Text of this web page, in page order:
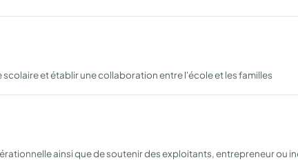
et établir une collaboration entre l'école et les familles
ainsi que de soutenir des exploitants, entrepreneur ou